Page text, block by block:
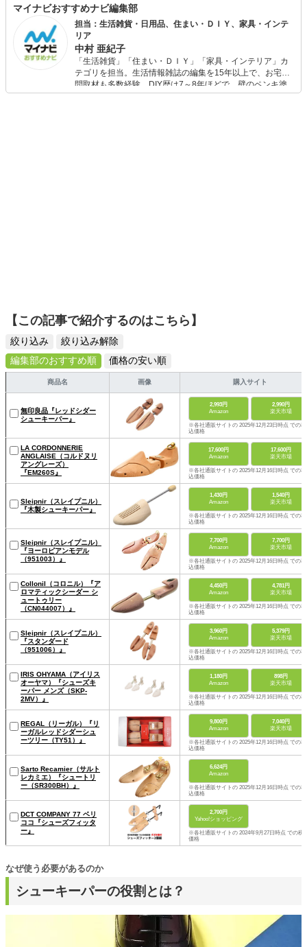
る。旅することも大好き。 舞踏家のメキシコ人が夫。 近畿
小売商認定シューフィッター。
マイナビおすすめナビ編集部
担当：生活雑貨・日用品、住まい・ＤＩＹ、家具・インテ
リア
中村 亜紀子
「生活雑貨」「住まい・ＤＩＹ」「家具・インテリア」カ
テゴリを担当。生活情報雑誌の編集を15年以上で、お宅訪
問取材も多数経験。DIY歴は7～8年ほどで、壁のペンキ塗
りや壁紙チェンジなどもチャレンジ済み。初心者でもモノ
【この記事で紹介するのはこちら】
絞り込み
絞り込み解除
編集部のおすすめ順
価格の安い順
商品名 画像 購入サイト
無印良品『レッドシダー
シューキーパー』
2,993円
Amazon
2,990円
楽天市場
※各社通販サイトの 2025年12月23日時点 での税
込価格
LA CORDONNERIE
ANGLAISE（コルドヌリ
アングレーズ）
『EM260S』
17,600円
Amazon
17,600円
楽天市場
※各社通販サイトの 2025年12月16日時点 での税
込価格
Sleipnir（スレイプニル）
『木製シューキーパー』
1,430円
Amazon
1,540円
楽天市場
※各社通販サイトの 2025年12月16日時点 での税
込価格
Sleipnir（スレイプニル）
『ヨーロピアンモデル
（951003）』
7,700円
Amazon
7,700円
楽天市場
※各社通販サイトの 2025年12月16日時点 での税
込価格
Collonil（コロニル）『ア
ロマティックシーダー シ
ュートゥリー
（CN044007）』
4,450円
Amazon
4,781円
楽天市場
※各社通販サイトの 2025年12月16日時点 での税
込価格
Sleipnir（スレイプニル）
『スタンダード
（951006）』
3,960円
Amazon
5,379円
楽天市場
※各社通販サイトの 2025年12月16日時点 での税
込価格
IRIS OHYAMA（アイリス
オーヤマ）『シューズキ
ーパー メンズ（SKP-
2MV）』
1,180円
Amazon
898円
楽天市場
※各社通販サイトの 2025年12月16日時点 での税
込価格
REGAL（リーガル）『リ
ーガルレッドシダーシュ
ーツリー（TY51）』
9,800円
Amazon
7,040円
楽天市場
※各社通販サイトの 2025年12月16日時点 での税
込価格
Sarto Recamier（サルト
レカミエ）『シュートリ
ー（SR300BH）』
6,624円
Amazon
※各社通販サイトの 2025年12月16日時点 での税
込価格
DCT COMPANY 77 ベリ
ココ『シューズフィッタ
ー』
2,700円
Yahoo!ショッピング
※各社通販サイトの 2024年9月27日時点 での税
価格
シューキーパーの役割とは？
なぜ使う必要があるのか